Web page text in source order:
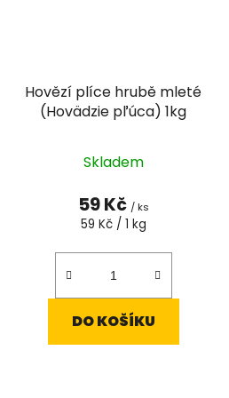
Hovězí plíce hrubě mleté
(Hovädzie pľúca) 1kg
hodnocení
produktu
je
z
hvězdiček.
Skladem
59 Kč / ks
Měrná
59 Kč / 1 kg
DO KOŠÍKU